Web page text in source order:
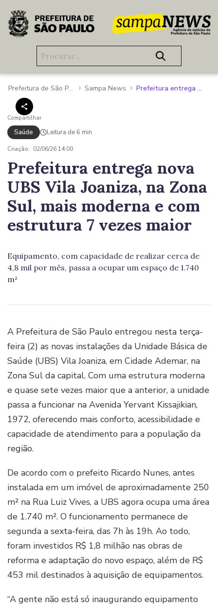
Pular para o Conteúdo principal
Prefeitura de São Paulo Sampa News Prefeitura entrega nova UBS Vila Joaniza, na Zona Sul, mais moderna e com estrutura 7 vezes maior
Compartilhar
Saúde Leitura de 6 min
Criação: 02/06/26 14:00
Prefeitura entrega nova
UBS Vila Joaniza, na Zona
Sul, mais moderna e com
estrutura 7 vezes maior
Equipamento, com capacidade de realizar cerca de
4,8 mil por mês, passa a ocupar um espaço de 1.740
m²
A Prefeitura de São Paulo entregou nesta terça-
feira (2) as novas instalações da Unidade Básica de
Saúde (UBS) Vila Joaniza, em Cidade Ademar, na
Zona Sul da capital. Com uma estrutura moderna
e quase sete vezes maior que a anterior, a unidade
passa a funcionar na Avenida Yervant Kissajikian,
1972, oferecendo mais conforto, acessibilidade e
capacidade de atendimento para a população da
região.
De acordo com o prefeito Ricardo Nunes, antes
instalada em um imóvel de aproximadamente 250
m² na Rua Luiz Vives, a UBS agora ocupa uma área
de 1.740 m². O funcionamento permanece de
segunda a sexta-feira, das 7h às 19h. Ao todo,
foram investidos R$ 1,8 milhão nas obras de
reforma e adaptação do novo espaço, além de R$
453 mil destinados à aquisição de equipamentos.
“A gente não está só inaugurando equipamento